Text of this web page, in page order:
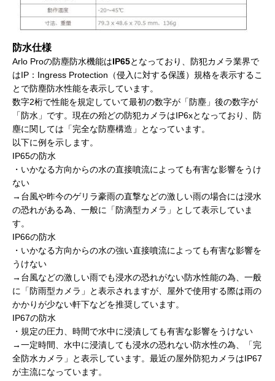
防水仕様
Arlo Proの防塵防水機能はIP65となっており、防犯カメラ業界で
はIP：Ingress Protection（侵入に対する保護）規格を表示するこ
とで防塵防水性能を表示しています。
数字2桁で性能を規定していて最初の数字が「防塵」後の数字が
「防水」です。現在の殆どの防犯カメラはIP6xとなっており、防
塵に関しては「完全な防塵構造」となっています。
以下に例を示します。
IP65の防水
・いかなる方向からの水の直接噴流によっても有害な影響をうけ
ない
→台風や昨今のゲリラ豪雨の直撃などの激しい雨の場合には浸水
の恐れがある為、一般に「防滴型カメラ」として表示していま
す。
IP66の防水
・いかなる方向からの水の強い直接噴流によっても有害な影響を
うけない
→台風などの激しい雨でも浸水の恐れがない防水性能の為、一般
に「防雨型カメラ」と表示されますが、屋外で使用する際は雨の
かかりが少ない軒下などを推奨しています。
IP67の防水
・規定の圧力、時間で水中に浸漬しても有害な影響をうけない
→一定時間、水中に浸漬しても浸水の恐れない防水性の為、「完
全防水カメラ」と表示しています。最近の屋外防犯カメラはIP67
が主流になっています。